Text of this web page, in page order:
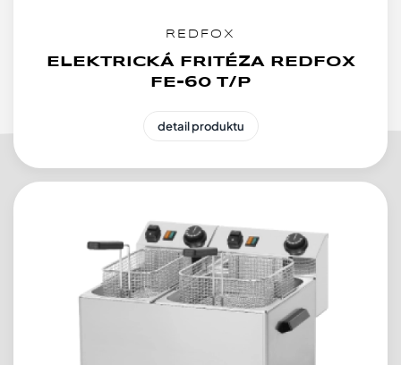
REDFOX
ELEKTRICKÁ FRITÉZA REDFOX
FE-60 T/P
detail produktu